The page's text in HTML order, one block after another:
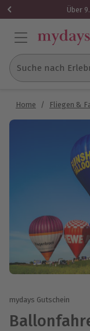
Über
Suche nach
Home / Fliegen &
mydays Gutschein